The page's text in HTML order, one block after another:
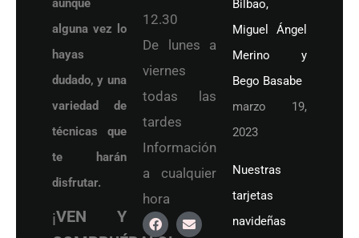
aunque
alguna vez lo
hayas
dudado, y una
variedad de
técnicas que
te harán
disfrutar.
¡VEN Y
12.30
De lunes a
viernes
todas las
tardes
Información
a cualquier
hora
Bilbao,
Miguel Ángel
Merino y
Bego Basabe
marzo 19,
2023
Nuestras
tarjetas
navideñas